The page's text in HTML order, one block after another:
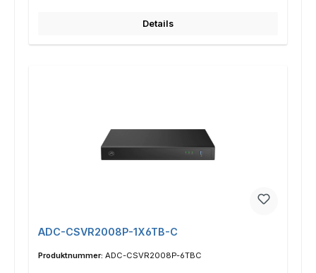
Details
ADC-CSVR2008P-1X6TB-C
Produktnummer: ADC-CSVR2008P-6TBC